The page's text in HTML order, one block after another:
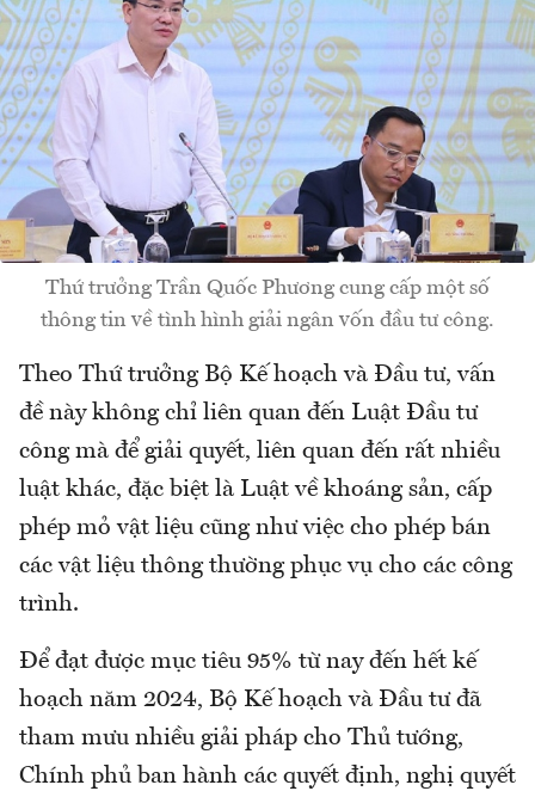
Thứ trưởng Trần Quốc Phương cung cấp một số
thông tin về tình hình giải ngân vốn đầu tư công.
Theo Thứ trưởng Bộ Kế hoạch và Đầu tư, vấn
đề này không chỉ liên quan đến Luật Đầu tư
công mà để giải quyết, liên quan đến rất nhiều
luật khác, đặc biệt là Luật về khoáng sản, cấp
phép mỏ vật liệu cũng như việc cho phép bán
các vật liệu thông thường phục vụ cho các công
trình.
Để đạt được mục tiêu 95% từ nay đến hết kế
hoạch năm 2024, Bộ Kế hoạch và Đầu tư đã
tham mưu nhiều giải pháp cho Thủ tướng,
Chính phủ ban hành các quyết định, nghị quyết